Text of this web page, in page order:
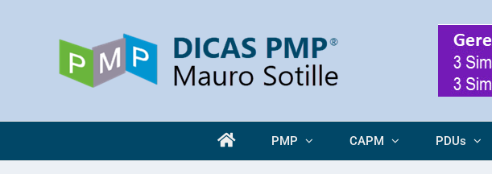
PMP CAPM PDUs